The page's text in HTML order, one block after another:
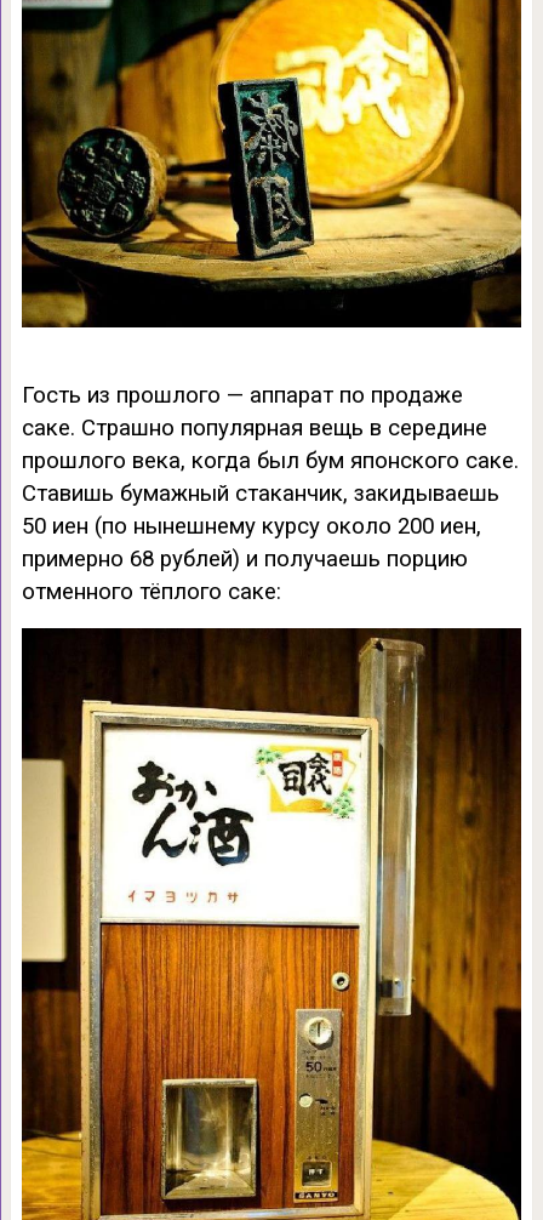
Гость из прошлого — аппарат по продаже
саке. Страшно популярная вещь в середине
прошлого века, когда был бум японского саке.
Ставишь бумажный стаканчик, закидываешь
50 иен (по нынешнему курсу около 200 иен,
примерно 68 рублей) и получаешь порцию
отменного тёплого саке: